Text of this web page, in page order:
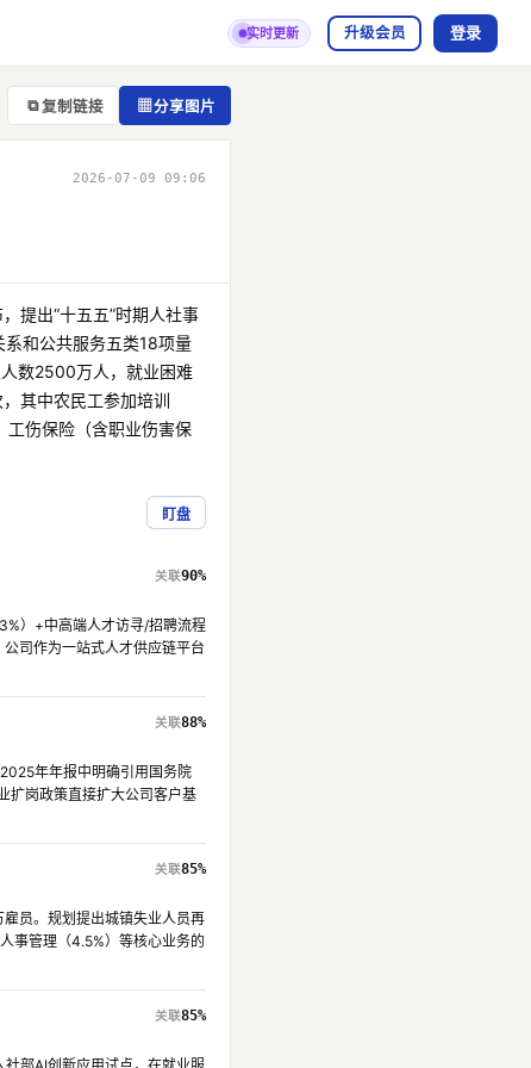
实时更新 升级会员 登录
⧉ 复制链接 ▦分享图片
2026-07-09 09:06
提出“十五五”时期人社事
和公共服务五类18项量
数2500万人，就业困难
其中农民工参加培训
工伤保险（含职业伤害保
盯盘
90%
）+中高端人才访寻/招聘流程
司作为一站式人才供应链平台
88%
年年报中明确引用国务院
扩岗政策直接扩大公司客户基
85%
员。规划提出城镇失业人员再
事管理（4.5%）等核心业务的
85%